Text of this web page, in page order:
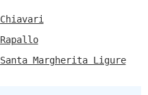
Chiavari
Rapallo
Santa Margherita Ligure